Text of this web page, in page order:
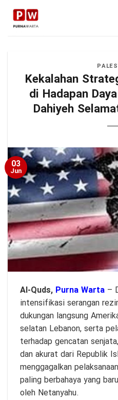
Skip
content
Kekalahan
di Hadapan
Dahiyeh
03
Jun
Al-Quds, Purna Warta –
intensifikasi serangan
dukungan langsung
selatan Lebanon, serta
terhadap gencatan
dan akurat dari Republik
menggagalkan
paling berbahaya yang
oleh Netanyahu.